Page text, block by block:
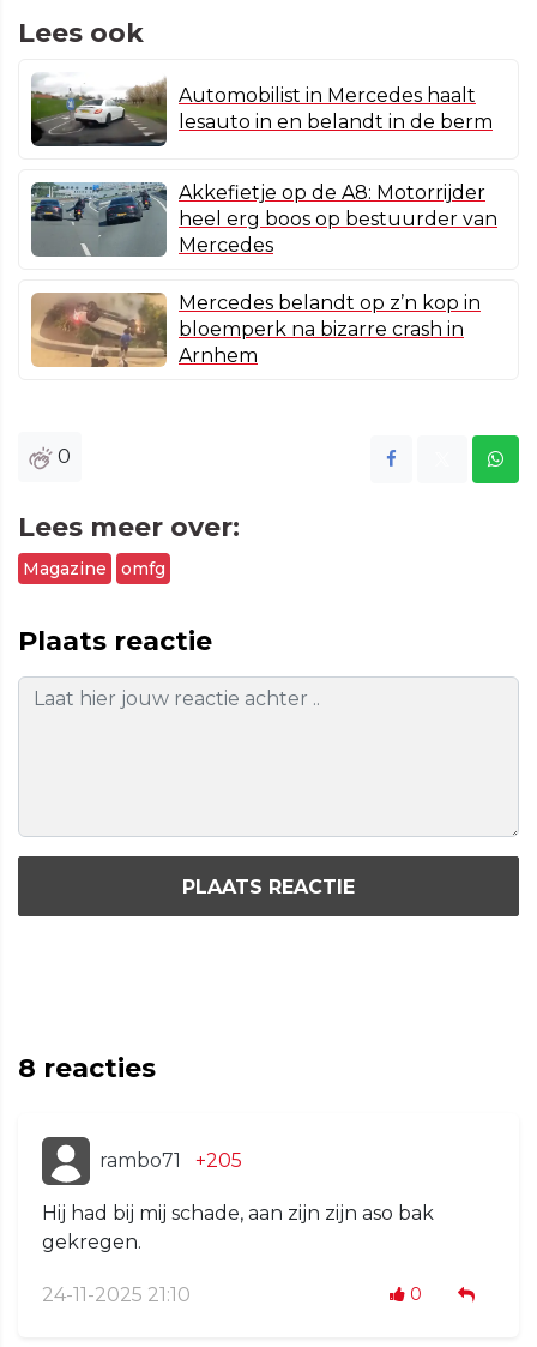
Lees ook
Automobilist in Mercedes haalt
lesauto in en belandt in de berm
Akkefietje op de A8: Motorrijder
heel erg boos op bestuurder van
Mercedes
Mercedes belandt op z’n kop in
bloemperk na bizarre crash in
Arnhem
0
Lees meer over:
Magazine omfg
Plaats reactie
PLAATS REACTIE
8 reacties
rambo71 +205
Hij had bij mij schade, aan zijn zijn aso bak
gekregen.
24-11-2025 21:10 0